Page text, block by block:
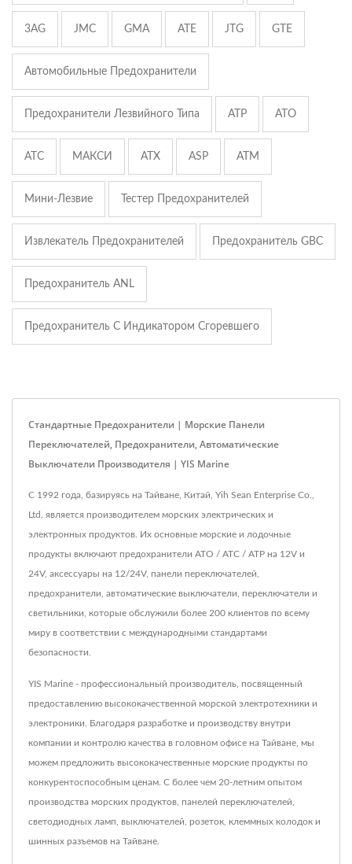
3AG JMC GMA ATE JTG GTE
Автомобильные Предохранители
Предохранители Лезвийного Типа ATP ATO
ATC МАКСИ ATX ASP ATM
Мини-Лезвие Тестер Предохранителей
Извлекатель Предохранителей Предохранитель GBC
Предохранитель ANL
Предохранитель С Индикатором Сгоревшего
Стандартные Предохранители | Морские Панели
Переключателей, Предохранители, Автоматические
Выключатели Производителя | YIS Marine
С 1992 года, базируясь на Тайване, Китай, Yih Sean Enterprise Co.,
Ltd. является производителем морских электрических и
электронных продуктов. Их основные морские и лодочные
продукты включают предохранители ATO / ATC / ATP на 12V и
24V, аксессуары на 12/24V, панели переключателей,
предохранители, автоматические выключатели, переключатели и
светильники, которые обслужили более 200 клиентов по всему
миру в соответствии с международными стандартами
безопасности.
YIS Marine - профессиональный производитель, посвященный
предоставлению высококачественной морской электротехники и
электроники. Благодаря разработке и производству внутри
компании и контролю качества в головном офисе на Тайване, мы
можем предложить высококачественные морские продукты по
конкурентоспособным ценам. С более чем 20-летним опытом
производства морских продуктов, панелей переключателей,
светодиодных ламп, выключателей, розеток, клеммных колодок и
шинных разъемов на Тайване.